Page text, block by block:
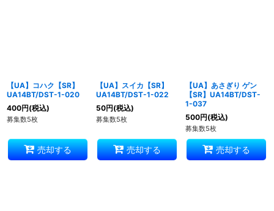
【UA】コハク【SR】
UA14BT/DST-1-020
400円(税込)
募集数5枚
売却する
【UA】スイカ【SR】
UA14BT/DST-1-022
50円(税込)
募集数5枚
売却する
【UA】あさぎり ゲン
【SR】UA14BT/DST-
1-037
500円(税込)
募集数5枚
売却する